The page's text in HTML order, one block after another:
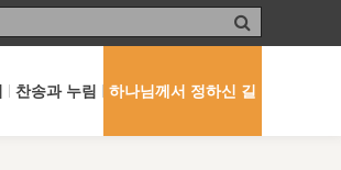
찬송과 누림 하나님께서 정하신 길